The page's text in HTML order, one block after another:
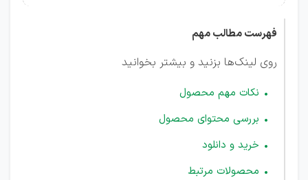
فهرست مطالب مهم
روی لینک‌ها بزنید و بیشتر بخوانید
نکات مهم محصول
بررسی محتوای محصول
خرید و دانلود
محصولات مرتبط